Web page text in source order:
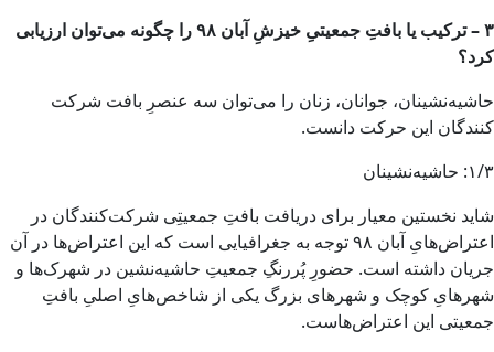
۳ – ترکیب یا بافتِ جمعیتیِ خیزشِ آبان ۹۸ را چگونه می‌توان ارزیابی
کرد؟
حاشیه‌نشینان، جوانان، زنان را می‌توان سه عنصرِ بافت شرکت
کنندگان این حرکت دانست.
۱/۳: حاشیه‌نشینان
شاید نخستین معیار برای دریافت بافتِ جمعیتِی شرکت‌کنندگان در
اعتراض‌هایِ آبان ۹۸ توجه به جغرافیایی است که این اعتراض‌ها در آن
جریان داشته است. حضورِ پُررنگِ جمعیتِ حاشیه‌نشین در شهرک‌ها و
شهرهایِ کوچک و شهرهای بزرگ یکی از شاخص‌هایِ اصلیِ بافتِ
جمعیتی این اعتراض‌هاست.